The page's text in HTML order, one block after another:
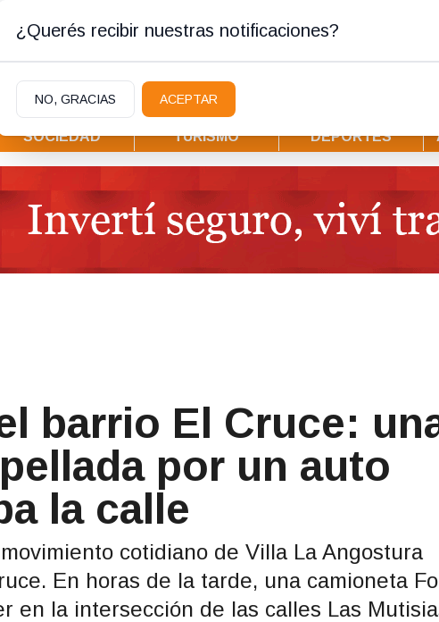
| Villa la Angostura
SOCIEDAD TURISMO DEPORTES
barrio El Cruce:
por un auto
la calle
cotidiano de Villa La Angostura
En horas de la tarde, una camioneta
en la intersección de las calles Las
¿Querés recibir nuestras notificaciones?
NO, GRACIAS ACEPTAR